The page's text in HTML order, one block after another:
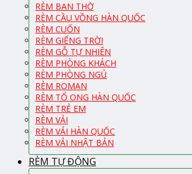
RÈM BAN THỜ
RÈM CẦU VỒNG HÀN QUỐC
RÈM CUỐN
RÈM GIẾNG TRỜI
RÈM GỖ TỰ NHIÊN
RÈM PHÒNG KHÁCH
RÈM PHÒNG NGỦ
RÈM ROMAN
RÈM TỔ ONG HÀN QUỐC
RÈM TRẺ EM
RÈM VẢI
RÈM VẢI HÀN QUỐC
RÈM VẢI NHẬT BẢN
RÈM TỰ ĐỘNG